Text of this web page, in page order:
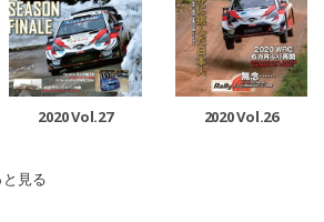
2020 Vol.27 2020 Vol.26
見る